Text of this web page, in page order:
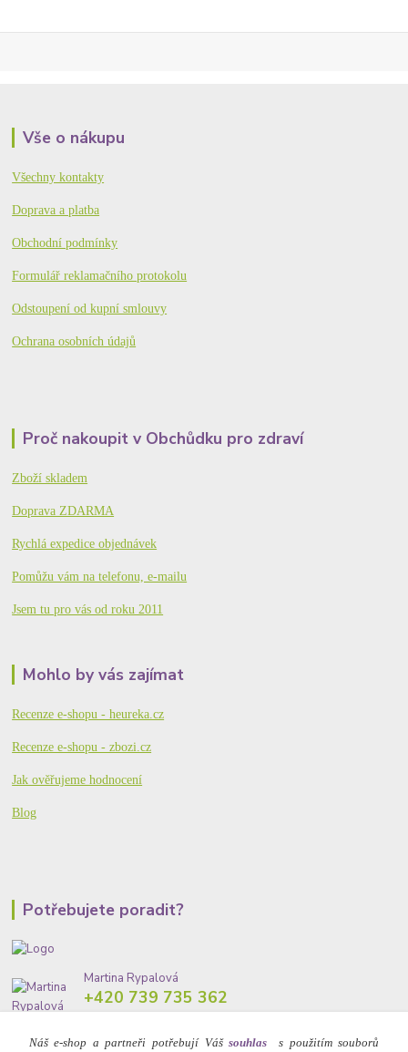
Vše o nákupu
Všechny kontakty
Doprava a platba
Obchodní podmínky
Formulář reklamačního protokolu
Odstoupení od kupní smlouvy
Ochrana osobních údajů
Proč nakoupit v Obchůdku pro zdraví
Zboží skladem
Doprava ZDARMA
Rychlá expedice objednávek
Pomůžu vám na telefonu, e-mailu
Jsem tu pro vás od roku 2011
Mohlo by vás zajímat
Recenze e-shopu - heureka.cz
Recenze e-shopu - zbozi.cz
Jak ověřujeme hodnocení
Blog
Potřebujete poradit?
Martina Rypalová
+420 739 735 362
| Po - So 8:00 - 18:00 hod.
Náš e-shop a partneři potřebují Vášsouhlas
s použitím souborů